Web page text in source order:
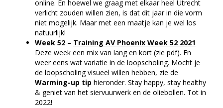
online. En hoewel we graag met elkaar heel Utrecht
verlicht zouden willen zien, is dat dit jaar in die vorm
niet mogelijk. Maar met een maatje kan je wel los
natuurlijk!
Week 52 – Training AV Phoenix Week 52 2021
Deze week een mix van lang en kort (zie pdf). En
weer eens wat variatie in de loopscholing. Mocht je
de loopscholing visueel willen hebben, zie de
Warming-up tip hieronder. Stay happy, stay healthy
& geniet van het siervuurwerk en de oliebollen. Tot in
2022!